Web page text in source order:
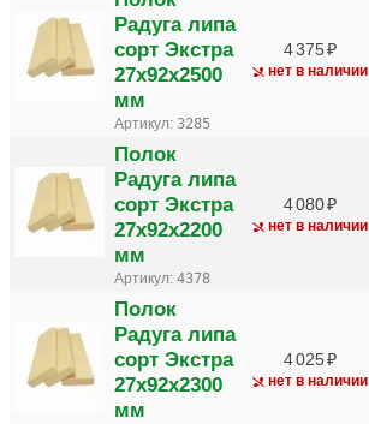
Радуга липа
сорт Экстра
27х92х2500
мм
Артикул: 3285
4 375
нет в наличии
Полок
Радуга липа
сорт Экстра
27х92х2200
мм
Артикул: 4378
4 080
нет в наличии
Полок
Радуга липа
сорт Экстра
27х92х2300
мм
4 025
нет в наличии